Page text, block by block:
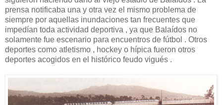
prensa notificaba una y otra vez el mismo problema de
siempre por aquellas inundaciones tan frecuentes que
impedían toda actividad deportiva , ya que Balaídos no
solamente fue escenario para encuentros de fútbol . Otros
deportes como atletismo , hockey o hípica fueron otros
deportes acogidos en el histórico feudo vigués .